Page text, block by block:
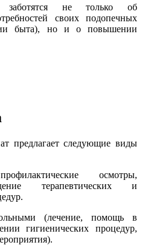
заботятся не только об
своих подопечных
быта), но и о повышении
предлагает следующие виды
осмотры,
терапевтических и
(лечение, помощь в
гигиенических процедур,